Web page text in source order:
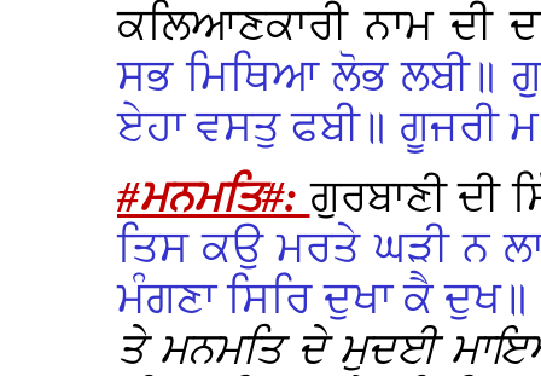
ਕਲਿਆਣਕਾਰੀ ਨਾਮ ਦੀ
ਸਭ ਮਿਥਿਆ ਲੋਭ ਲਬੀ॥
ਏਹਾ ਵਸਤੁ ਫਬੀ॥ ਗੂਜਰੀ
#ਮਨਮਤਿ#:ਗੁਰਬਾਣੀ ਦੀ
ਤਿਸ ਕਉ ਮਰਤੇ ਘੜੀ ਨ
ਮੰਗਣਾ ਸਿਰਿ ਦੁਖਾ ਕੈ
ਤੇ ਮਨਮਤਿ ਦੇ ਮੁਦਈ